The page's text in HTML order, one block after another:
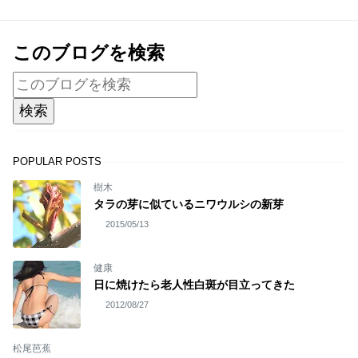
このブログを検索
POPULAR POSTS
樹木
タラの芽に似ているニワウルシの新芽
2015/05/13
健康
日に焼けたら老人性白斑が目立ってきた
2012/08/27
松尾芭蕉